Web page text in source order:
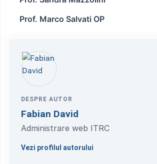
Prof. Marco Salvati OP
DESPRE AUTOR
Fabian David
Administrare web ITRC
Vezi profilul autorului